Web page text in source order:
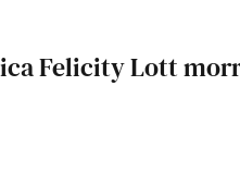
Felicity Lott